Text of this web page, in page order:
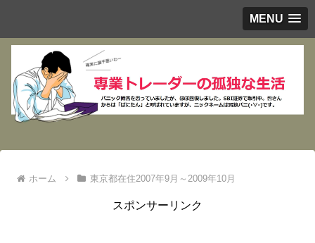
MENU
ホーム 東京都在住2007年9月～2009年10月
スポンサーリンク